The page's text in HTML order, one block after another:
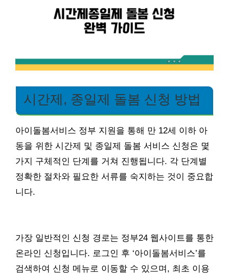
시간제, 종일제 돌봄 신청 방법
아이돌봄서비스 정부 지원을 통해 만 12세 이하 아
동을 위한 시간제 및 종일제 돌봄 서비스 신청은 몇
가지 구체적인 단계를 거쳐 진행됩니다. 각 단계별
정확한 절차와 필요한 서류를 숙지하는 것이 중요합
니다.
가장 일반적인 신청 경로는 정부24 웹사이트를 통한
온라인 신청입니다. 로그인 후 ‘아이돌봄서비스’를
검색하여 신청 메뉴로 이동할 수 있으며, 최초 이용